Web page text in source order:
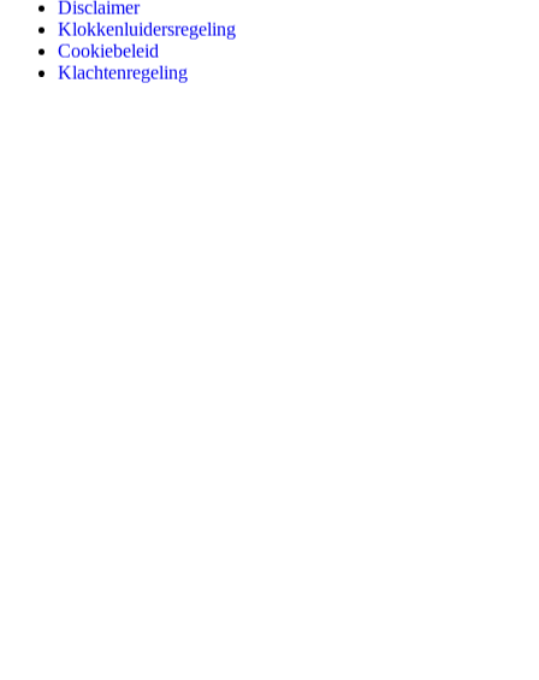
Disclaimer
Klokkenluidersregeling
Cookiebeleid
Klachtenregeling